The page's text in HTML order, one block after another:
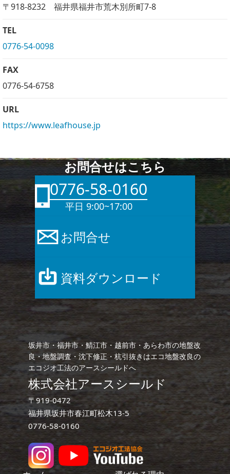
〒918-8232 福井県福井市荒木別所町7-8
TEL
0776-54-0098
FAX
0776-54-6758
URL
https://www.leafhouse.jp
お問合せはこちら
0776-58-0160
平日 9:00~17:00
お問合せ
資料ダウンロード
坂井市・福井市・鯖江市・越前市・あらわ市の地盤改
良・地盤調査・沈下修正・杭引抜きはエコ地盤改良の
エコジオ工法のアースシールドへ
株式会社アースシールド
〒919-0472
福井県坂井市春江町松木13-5
0776-58-0160